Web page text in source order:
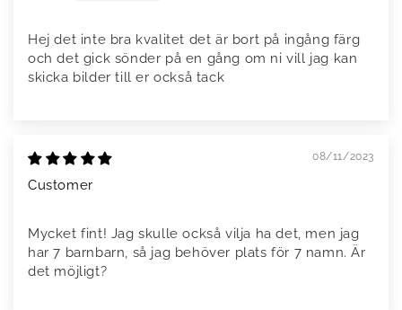
Hej det inte bra kvalitet det är bort på ingång färg
och det gick sönder på en gång om ni vill jag kan
skicka bilder till er också tack
08/11/2023
Customer
Mycket fint! Jag skulle också vilja ha det, men jag
har 7 barnbarn, så jag behöver plats för 7 namn. Är
det möjligt?